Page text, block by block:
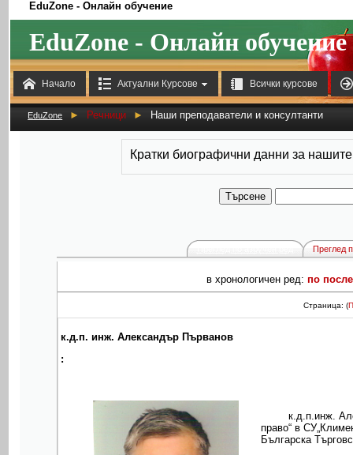
 Начало  Актуални Курсове  Всички курсове 
EduZone - Онлайн обучение
EduZone - Онлайн обучение
EduZone ► Речници ► Наши преподаватели и консултанти
Кратки биографични данни за
Преглед
в хронологичен ред: по
Страница: (
к.д.п. инж. Александър Първанов
:
к.д.п.инж.
право“ в
Българска